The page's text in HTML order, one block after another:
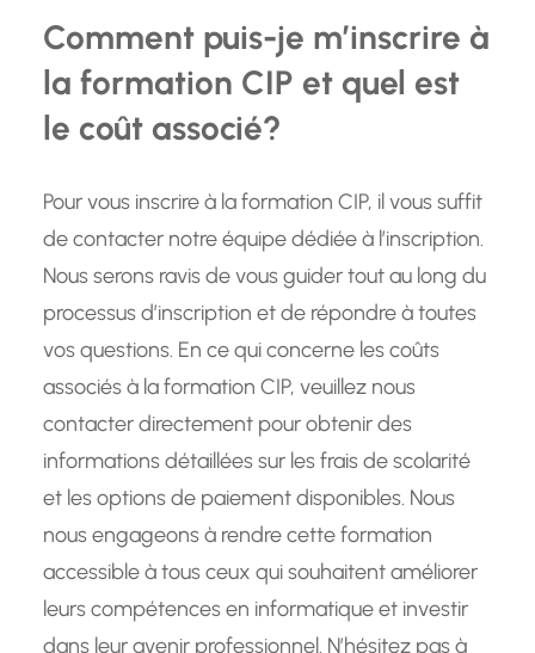
Comment puis-je m’inscrire à
la formation CIP et quel est
le coût associé?
Pour vous inscrire à la formation CIP, il vous suffit
de contacter notre équipe dédiée à l’inscription.
Nous serons ravis de vous guider tout au long du
processus d’inscription et de répondre à toutes
vos questions. En ce qui concerne les coûts
associés à la formation CIP, veuillez nous
contacter directement pour obtenir des
informations détaillées sur les frais de scolarité
et les options de paiement disponibles. Nous
nous engageons à rendre cette formation
accessible à tous ceux qui souhaitent améliorer
leurs compétences en informatique et investir
dans leur avenir professionnel. N’hésitez pas à